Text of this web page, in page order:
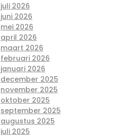
juli 2026
juni 2026
mei 2026
april 2026
maart 2026
februari 2026
januari 2026
december 2025
november 2025
oktober 2025
september 2025
augustus 2025
juli 2025